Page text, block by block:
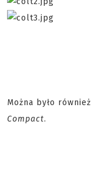
Można było
Compact.